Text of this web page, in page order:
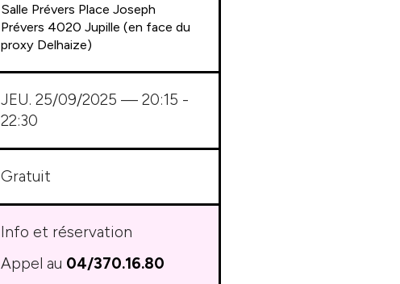
Salle Prévers Place Joseph
Prévers 4020 Jupille (en face du
proxy Delhaize)
JEU. 25/09/2025 — 20:15 -
22:30
Gratuit
Info et réservation
Appel au 04/370.16.80